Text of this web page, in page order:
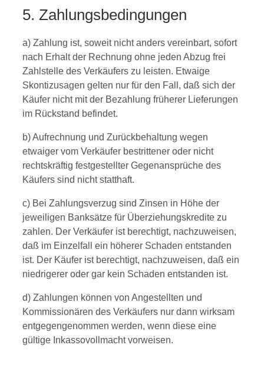
5. Zahlungsbedingungen
a) Zahlung ist, soweit nicht anders vereinbart, sofort
nach Erhalt der Rechnung ohne jeden Abzug frei
Zahlstelle des Verkäufers zu leisten. Etwaige
Skontizusagen gelten nur für den Fall, daß sich der
Käufer nicht mit der Bezahlung früherer Lieferungen
im Rückstand befindet.
b) Aufrechnung und Zurückbehaltung wegen
etwaiger vom Verkäufer bestrittener oder nicht
rechtskräftig festgestellter Gegenansprüche des
Käufers sind nicht statthaft.
c) Bei Zahlungsverzug sind Zinsen in Höhe der
jeweiligen Banksätze für Überziehungskredite zu
zahlen. Der Verkäufer ist berechtigt, nachzuweisen,
daß im Einzelfall ein höherer Schaden entstanden
ist. Der Käufer ist berechtigt, nachzuweisen, daß ein
niedrigerer oder gar kein Schaden entstanden ist.
d) Zahlungen können von Angestellten und
Kommissionären des Verkäufers nur dann wirksam
entgegengenommen werden, wenn diese eine
gültige Inkassovollmacht vorweisen.